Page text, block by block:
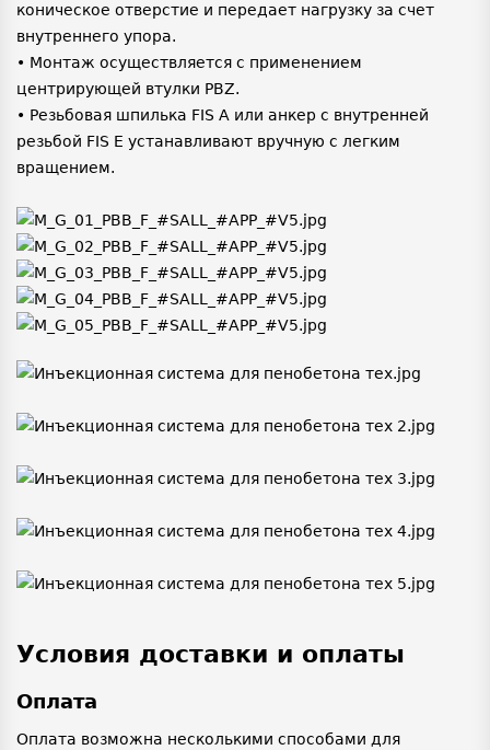
коническое отверстие и передает нагрузку за счет
внутреннего упора.
• Монтаж осуществляется с применением
центрирующей втулки PBZ.
• Резьбовая шпилька FIS A или анкер с внутренней
резьбой FIS E устанавливают вручную с легким
вращением.
Условия доставки и оплаты
Оплата
Оплата возможна несколькими способами для